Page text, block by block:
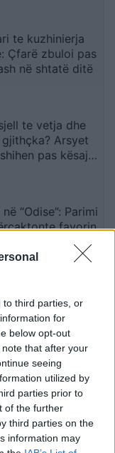
to third parties, or
for
below opt-out
that after your
seeing
utilized by
parties prior to
of the further
third parties on the
information may
te kuzhinierja
Çfarë zbuloi pas
në shtatë ditë
te vetja dhe
Arsyet
pas kësaj
“Odise”: Parimi
favorin
e perëndive
takime me njerëz
të vërtetë duam
pa miq të
të mëdha për
lidhjen